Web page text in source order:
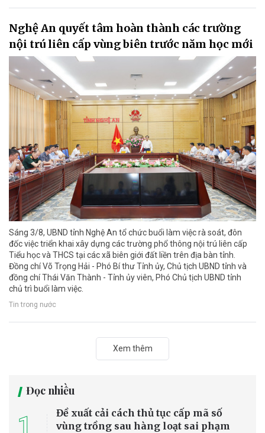
Nghệ An quyết tâm hoàn thành các trường
nội trú liên cấp vùng biên trước năm học mới
Sáng 3/8, UBND tỉnh Nghệ An tổ chức buổi làm việc rà soát, đôn
đốc việc triển khai xây dựng các trường phổ thông nội trú liên cấp
Tiểu học và THCS tại các xã biên giới đất liền trên địa bàn tỉnh.
Đồng chí Võ Trọng Hải - Phó Bí thư Tỉnh ủy, Chủ tịch UBND tỉnh và
đồng chí Thái Văn Thành - Tỉnh ủy viên, Phó Chủ tịch UBND tỉnh
chủ trì buổi làm việc.
Tin trong nước
Xem thêm
Đọc nhiều
1
Đề xuất cải cách thủ tục cấp mã số
vùng trồng sau hàng loạt sai phạm